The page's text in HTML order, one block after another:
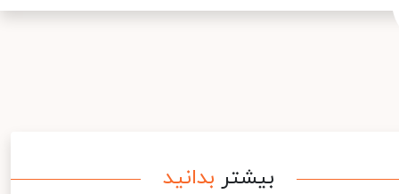
بیشتر بدانید